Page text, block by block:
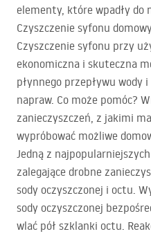
elementy, które wpadły do
Czyszczenie syfonu
Czyszczenie syfonu przy
ekonomiczna i skuteczna
płynnego przepływu wody
napraw. Co może pomóc?
zanieczyszczeń, z jakimi
wypróbować możliwe
Jedną z
zalegające drobne
sody oczyszczonej i octu.
sody oczyszczonej
wlać pół szklanki octu.